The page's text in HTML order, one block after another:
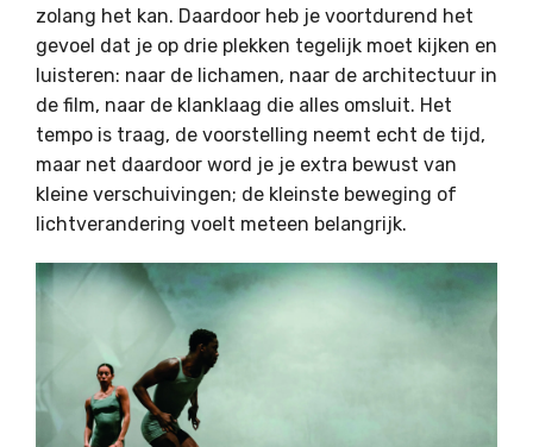
zolang het kan. Daardoor heb je voortdurend het
gevoel dat je op drie plekken tegelijk moet kijken en
luisteren: naar de lichamen, naar de architectuur in
de film, naar de klanklaag die alles omsluit. Het
tempo is traag, de voorstelling neemt echt de tijd,
maar net daardoor word je je extra bewust van
kleine verschuivingen; de kleinste beweging of
lichtverandering voelt meteen belangrijk.